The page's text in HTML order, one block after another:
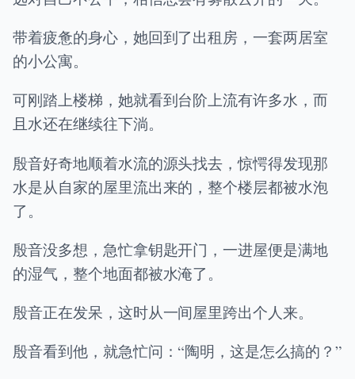
带着疲惫的身心，她回到了出租房，一套两居室
的小公寓。
可刚踏上楼梯，她就看到台阶上流有许多水，而
且水还在继续往下淌。
殷音好奇地顺着水流的源头找去，惊愕得发现那
水是从自家的屋里流出来的，整个楼层都被水泡
了。
殷音没多想，急忙拿钥匙开门，一进屋便是满地
的湿气，整个地面都被水淹了。
殷音正在发呆，这时从一间屋里跨出个人来。
殷音看到他，就急忙问：“陶明，这是怎么搞的？”